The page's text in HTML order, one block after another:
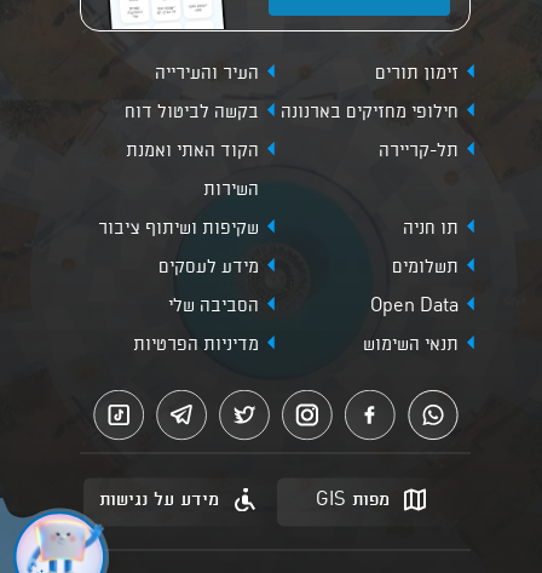
זימון תורים
העיר והעירייה
חילופי מחזיקים בארנונה
בקשה לביטול דוח
תל-קריירה
הקוד האתי ואמנת
השירות
תו חניה
שקיפות ושיתוף ציבור
תשלומים
מידע לעסקים
Open Data
הסביבה שלי
תנאי השימוש
מדיניות הפרטיות
מפות GIS מידע על נגישות